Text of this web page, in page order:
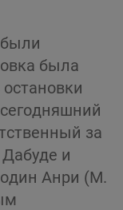
была
за
и
Анри (M.